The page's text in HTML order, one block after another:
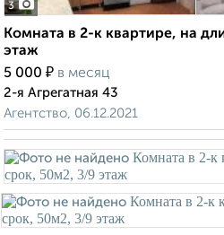
3
Комната в 2-к квартире, на
этаж
5 000 ₽ в месяц
2-я Агрегатная 43
Агентство, 06.12.2021